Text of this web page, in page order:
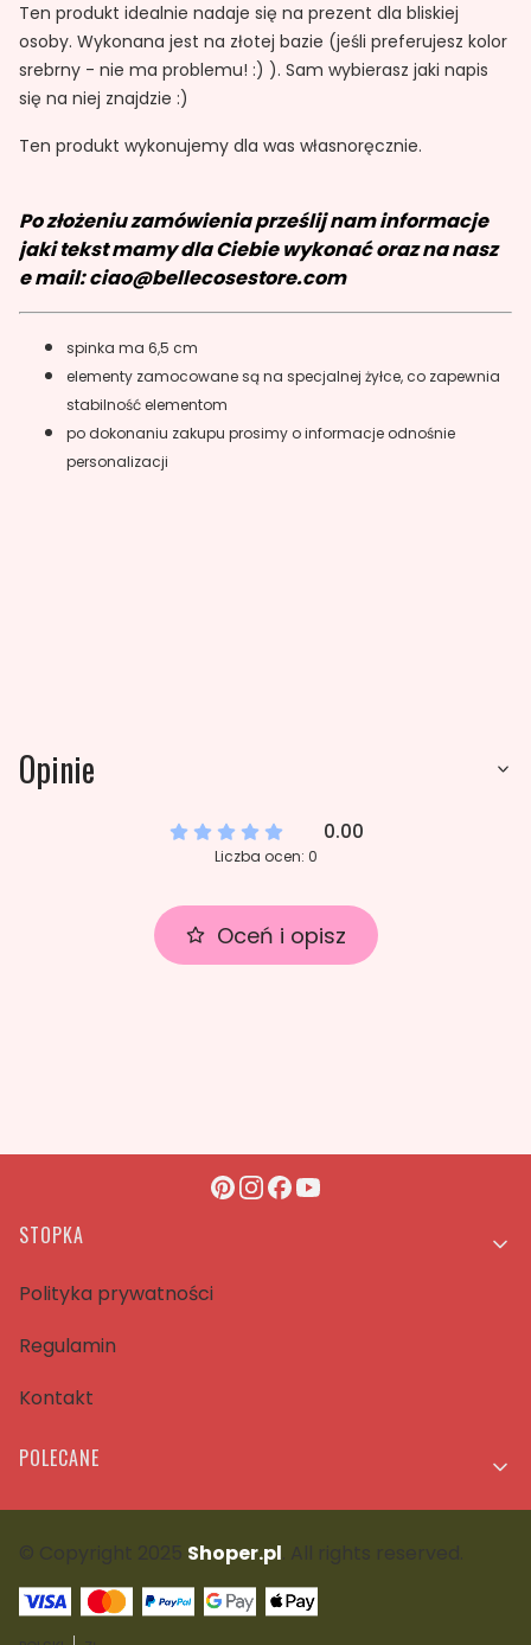
Ten produkt idealnie nadaje się na prezent dla bliskiej
osoby. Wykonana jest na złotej bazie (jeśli preferujesz kolor
srebrny - nie ma problemu! :) ). Sam wybierasz jaki napis
się na niej znajdzie :)
Ten produkt wykonujemy dla was własnoręcznie.
Po złożeniu zamówienia prześlij nam informacje
jaki tekst mamy dla Ciebie wykonać oraz na nasz
e mail: ciao@bellecosestore.com
spinka ma 6,5 cm
elementy zamocowane są na specjalnej żyłce, co zapewnia
stabilność elementom
po dokonaniu zakupu prosimy o informacje odnośnie
personalizacji
Opinie
0.00
Liczba ocen: 0
Oceń i opisz
Linki w stopce
STOPKA
Polityka prywatności
Regulamin
Kontakt
POLECANE
Shoper.pl